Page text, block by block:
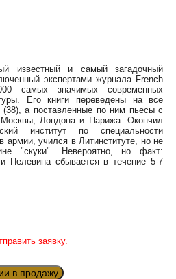
известный и самый загадочный
экспертами журнала French
самых значимых современных
Его книги переведены на все
а поставленные по ним пьесы с
Лондона и Парижа. Окончил
институт по специальности
армии, учился в Литинституте, но не
"скуки". Невероятно, но факт:
Пелевина сбывается в течение 5-7
заявку.
в продажу